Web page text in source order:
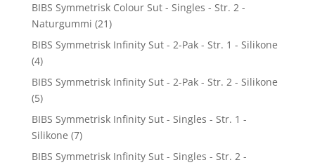
BIBS Symmetrisk Colour Sut - Singles - Str. 2 -
Naturgummi (21)
BIBS Symmetrisk Infinity Sut - 2-Pak - Str. 1 - Silikone
(4)
BIBS Symmetrisk Infinity Sut - 2-Pak - Str. 2 - Silikone
(5)
BIBS Symmetrisk Infinity Sut - Singles - Str. 1 -
Silikone (7)
BIBS Symmetrisk Infinity Sut - Singles - Str. 2 -